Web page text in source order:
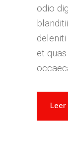
odio
et